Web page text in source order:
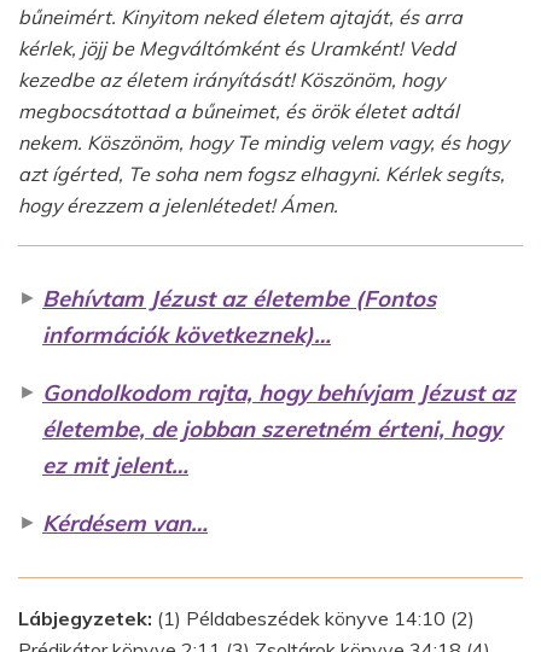
bűneimért. Kinyitom neked életem ajtaját, és arra
kérlek, jöjj be Megváltómként és Uramként! Vedd
kezedbe az életem irányítását! Köszönöm, hogy
megbocsátottad a bűneimet, és örök életet adtál
nekem. Köszönöm, hogy Te mindig velem vagy, és hogy
azt ígérted, Te soha nem fogsz elhagyni. Kérlek segíts,
hogy érezzem a jelenlétedet! Ámen.
► Behívtam Jézust az életembe (Fontos
információk következnek)…
► Gondolkodom rajta, hogy behívjam Jézust az
életembe, de jobban szeretném érteni, hogy
ez mit jelent…
► Kérdésem van…
Lábjegyzetek: (1) Példabeszédek könyve 14:10 (2)